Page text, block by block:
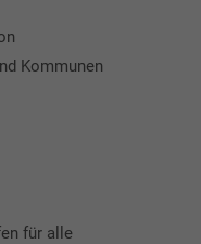
Kommunen
für alle